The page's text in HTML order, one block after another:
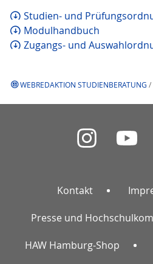
Studien- und
Modulhandbuch
Zugangs- und
WEBREDAKTION STUDIENBERATUNG /
Kontakt
Presse und
HAW Hamburg-Shop